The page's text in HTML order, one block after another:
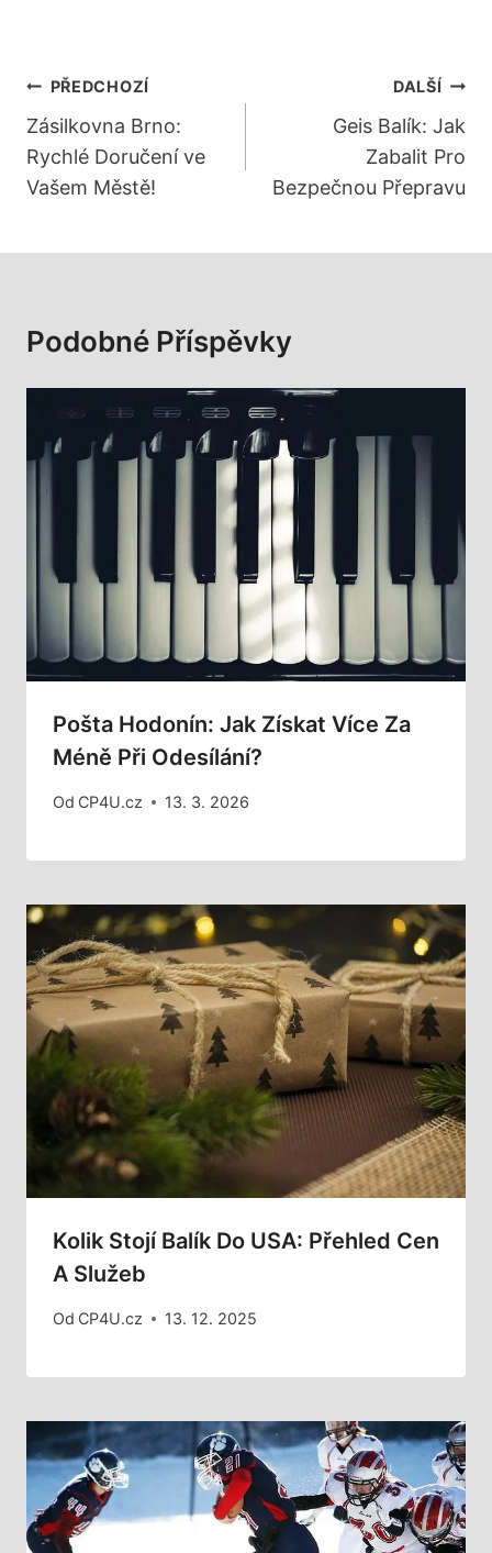
Navigace
Pro
Příspěvek
PŘEDCHOZÍ
Zásilkovna Brno:
Rychlé Doručení ve
Vašem Městě!
DALŠÍ
Geis Balík: Jak
Zabalit Pro
Bezpečnou Přepravu
Podobné Příspěvky
Pošta Hodonín: Jak Získat Více Za
Méně Při Odesílání?
Od CP4U.cz 13. 3. 2026
Kolik Stojí Balík Do USA: Přehled Cen
A Služeb
Od CP4U.cz 13. 12. 2025